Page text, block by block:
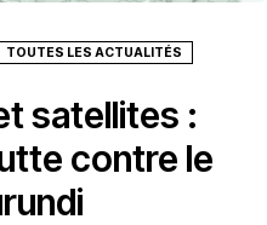
TOUTES LES ACTUALITÉS
satellites :
contre le